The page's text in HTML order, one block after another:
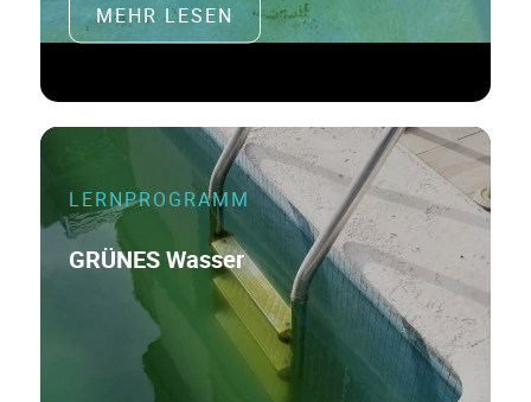
MEHR LESEN
LERNPROGRAMM
GRÜNES Wasser